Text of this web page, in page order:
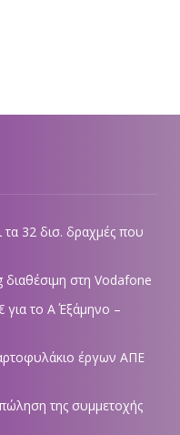
32 δισ. δραχμές που
στη Vodafone
το Α΄ Εξάμηνο –
έργων ΑΠΕ
της συμμετοχής